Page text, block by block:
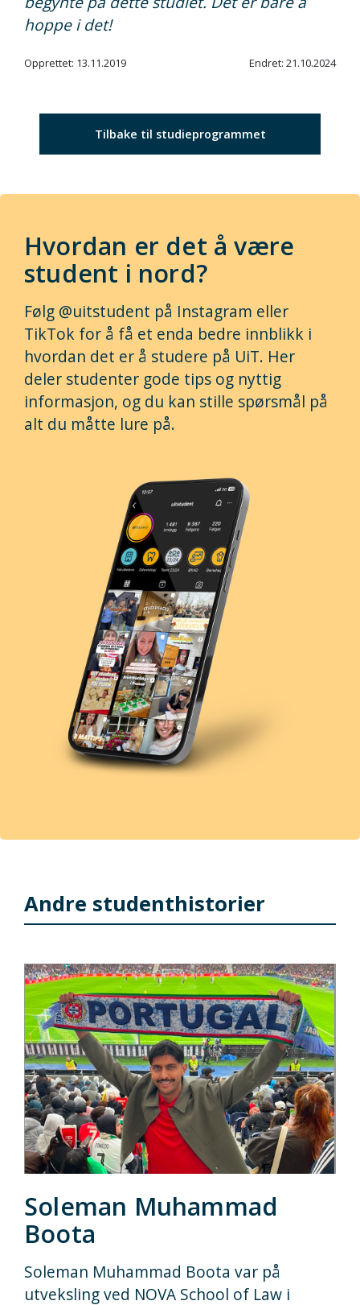
hoppe i det!
Opprettet: 13.11.2019 Endret: 21.10.2024
Tilbake til studieprogrammet
Hvordan er det å være
student i nord?
Følg @uitstudent på Instagram eller
TikTok for å få et enda bedre innblikk i
hvordan det er å studere på UiT. Her
deler studenter gode tips og nyttig
informasjon, og du kan stille spørsmål på
alt du måtte lure på.
Andre studenthistorier
Soleman Muhammad
Boota
Soleman Muhammad Boota var på
utveksling ved NOVA School of Law i